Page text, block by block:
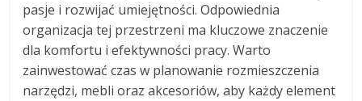
pasje i rozwijać umiejętności. Odpowiednia
organizacja tej przestrzeni ma kluczowe znaczenie
dla komfortu i efektywności pracy. Warto
zainwestować czas w planowanie rozmieszczenia
narzędzi, mebli oraz akcesoriów, aby każdy element